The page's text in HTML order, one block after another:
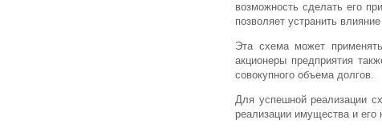
возможность сделать его
позволяет устранить
Эта схема может
акционеры предприятия
совокупного объема долгов.
Для успешной реализации
реализации имущества и его